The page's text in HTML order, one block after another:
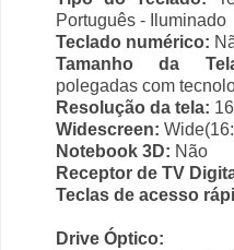
Português - Iluminado
Teclado numérico:
Tamanho da
polegadas com
Resolução da tela:
Widescreen:
Notebook 3D: Não
Receptor de TV
Teclas de acesso
Drive Óptico: